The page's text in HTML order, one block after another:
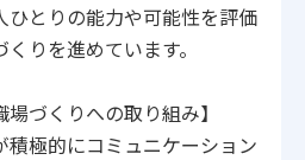
ひとりの能力や可能性を評価
りを進めています。
場づくりへの取り組み】
積極的にコミュニケーション